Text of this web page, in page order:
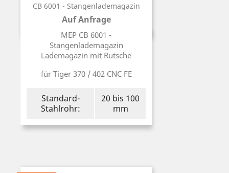
CB 6001 - Stangenlademagazin
Auf Anfrage
MEP CB 6001 -
Stangenlademagazin
Lademagazin mit Rutsche
für Tiger 370 / 402 CNC FE
Standard-
Stahlrohr:
20 bis 100
mm